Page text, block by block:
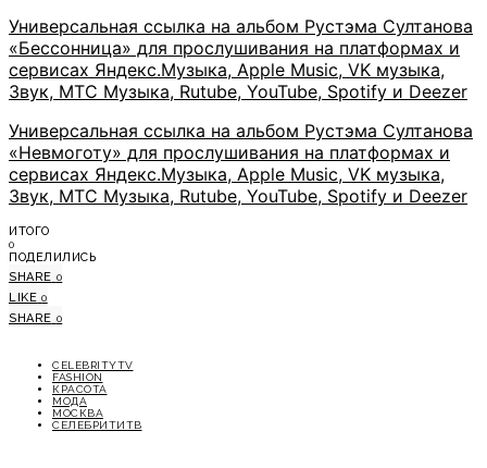
Универсальная ссылка на альбом Рустэма Султанова
«Бессонница» для прослушивания на платформах и
сервисах Яндекс.Музыка, Apple Music, VK музыка,
Звук, МТС Музыка, Rutube, YouTube, Spotify и Deezer
Универсальная ссылка на альбом Рустэма Султанова
«Невмоготу» для прослушивания на платформах и
сервисах Яндекс.Музыка, Apple Music, VK музыка,
Звук, МТС Музыка, Rutube, YouTube, Spotify и Deezer
ИТОГО
0
ПОДЕЛИЛИСЬ
SHARE 0
LIKE 0
SHARE 0
CELEBRITYTV
FASHION
КРАСОТА
МОДА
МОСКВА
СЕЛЕБРИТИТВ